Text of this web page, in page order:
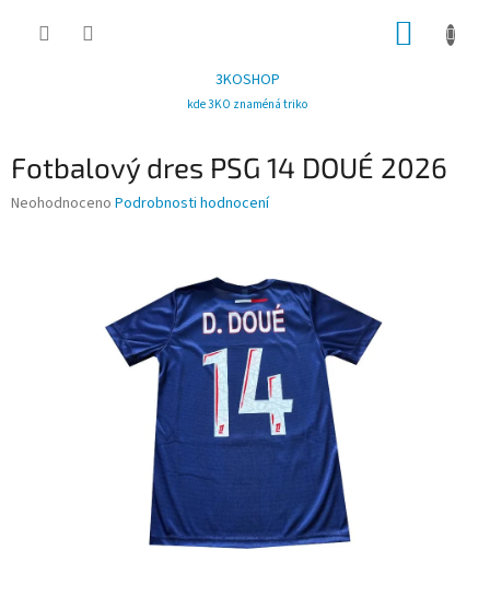
3KOSHOP
kde 3KO znaméná triko
Fotbalový dres PSG 14 DOUÉ 2026
Průměrné
Neohodnoceno Podrobnosti hodnocení